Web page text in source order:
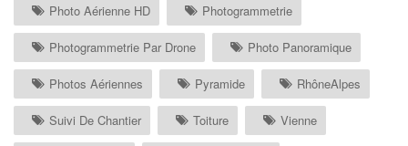
Photo Aérienne HD Photogrammetrie
Photogrammetrie Par Drone Photo Panoramique
Photos Aériennes Pyramide RhôneAlpes
Suivi De Chantier Toiture Vienne